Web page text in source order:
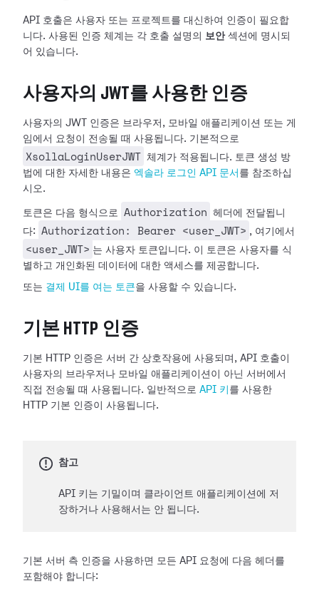
API 호출은 사용자 또는 프로젝트를 대신하여 인증이 필요합
니다. 사용된 인증 체계는 각 호출 설명의 보안섹션에 명시되
어 있습니다.
사용자의 JWT를 사용한 인증
사용자의 JWT 인증은 브라우저, 모바일 애플리케이션 또는 게
임에서 요청이 전송될 때 사용됩니다. 기본적으로
XsollaLoginUserJWT 체계가 적용됩니다. 토큰 생성 방
법에 대한 자세한 내용은 엑솔라 로그인 API 문서 를 참조하십
시오.
토큰은 다음 형식으로 Authorization
헤더에 전달됩니
다:
Authorization: Bearer <user_JWT> , 여기에서
<user_JWT> 는 사용자 토큰입니다. 이 토큰은 사용자를 식
별하고 개인화된 데이터에 대한 액세스를 제공합니다.
또는 결제 UI를 여는 토큰을 사용할 수 있습니다.
기본 HTTP 인증
기본 HTTP 인증은 서버 간 상호작용에 사용되며, API 호출이
사용자의 브라우저나 모바일 애플리케이션이 아닌 서버에서
직접 전송될 때 사용됩니다. 일반적으로 API 키 를 사용한
HTTP 기본 인증이 사용됩니다.
참고
API 키는 기밀이며 클라이언트 애플리케이션에 저
장하거나 사용해서는 안 됩니다.
기본 서버 측 인증을 사용하면 모든 API 요청에 다음 헤더를
포함해야 합니다: